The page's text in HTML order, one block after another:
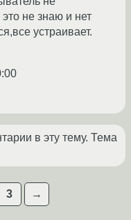
не знаю и нет
устраивает.
в эту тему. Тема
3 →